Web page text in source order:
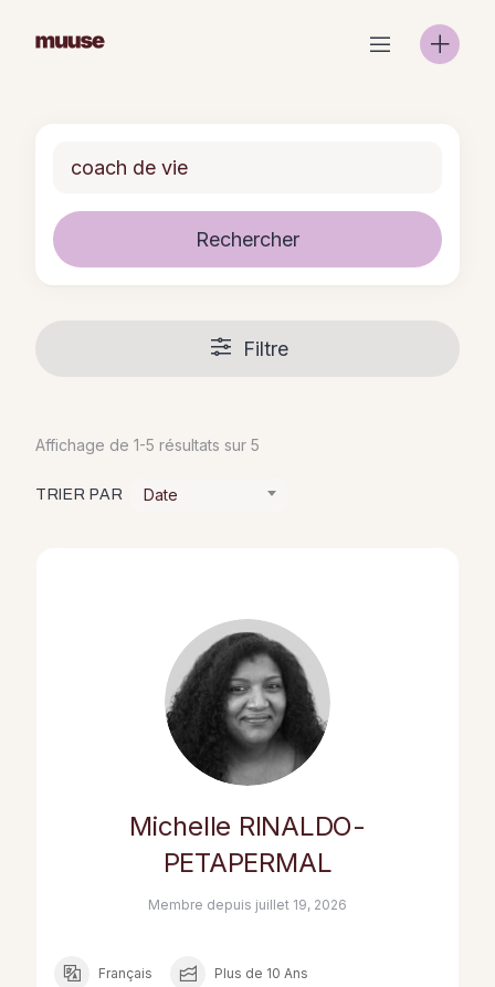
Rechercher
Filtre
Affichage de 1-5 résultats sur 5
TRIER PAR Date
Michelle RINALDO-
PETAPERMAL
Membre depuis juillet 19, 2026
Français Plus de 10 Ans